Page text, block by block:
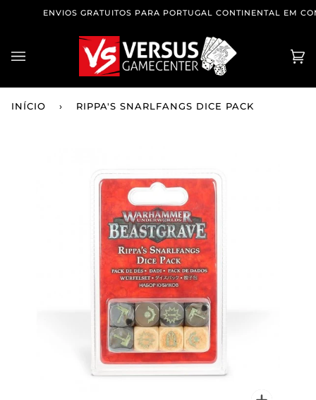
OS TEUS JOGOS FAVORITOS, À
ENVIOS GRATUITOS PARA PORTUGAL CONTINENTAL EM
INÍCIO › RIPPA'S SNARLFANGS DICE PACK